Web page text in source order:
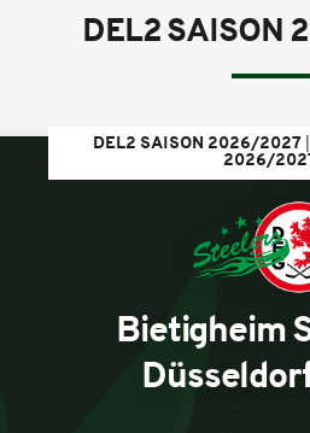
DEL2 SAISON
DEL2 SAISON 2026/2027
2026/
Bietigheim